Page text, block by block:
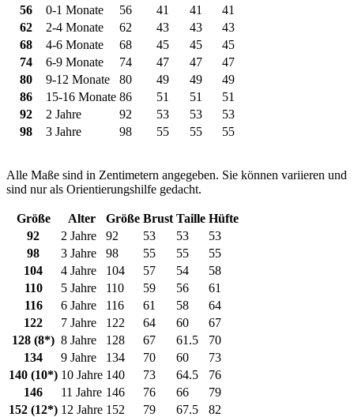
56
0-1 Monate 56 41 41
41
62
2-4 Monate 62 43 43
43
68
4-6 Monate 68 45 45
45
74
6-9 Monate 74 47 47
47
80
9-12 Monate 80 49 49
49
86
15-16 Monate 86 51 51
51
92
2 Jahre 92 53 53
53
98
3 Jahre 98 55 55 55
Alle Maße sind in Zentimetern angegeben. Sie können variieren und
sind nur als Orientierungshilfe gedacht.
Größe Alter Größe Brust Taille Hüfte
92
2 Jahre 92 53 53
53
98
3 Jahre 98 55 55
55
104
4 Jahre 104 57 54
58
110
5 Jahre 110 59 56
61
116
6 Jahre 116 61 58
64
122
7 Jahre 122 64 60
67
128 (8*) 8 Jahre 128 67 61.5
70
134
9 Jahre 134 70 60
73
140 (10*) 10 Jahre 140 73 64.5
76
146
11 Jahre 146 76 66
79
152 (12*) 12 Jahre 152 79 67.5
82